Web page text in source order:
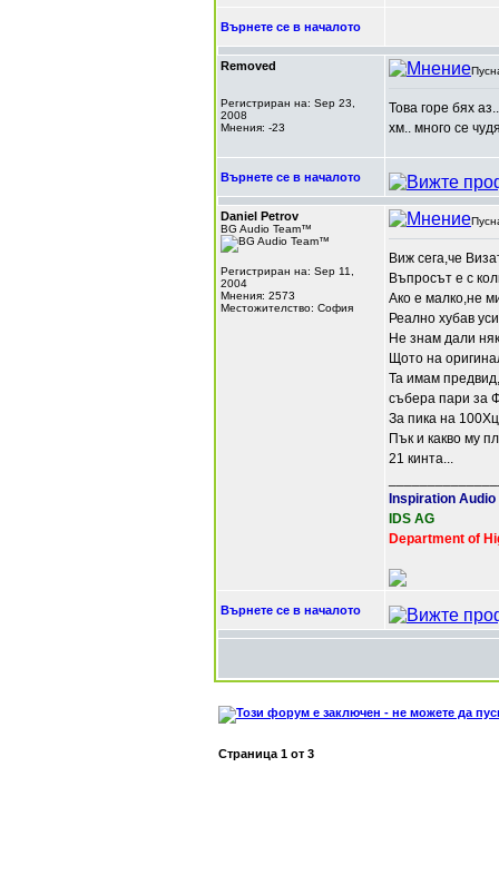
Върнете се в началото
Removed
Регистриран на: Sep 23,
2008
Мнения: -23
Това горе бях
хм.. много се
Върнете се в началото
Daniel Petrov
BG Audio Team™
Регистриран на: Sep 11,
2004
Мнения: 2573
Местожителство: София
Виж сега,че
Въпросът е с
Ако е малко,не
Реално хубав
Не знам дали
Щото на
Та имам
събера пари за
За пика на
Пък и какво му
21 кинта...
Inspiration Audio
IDS AG
Department of
Върнете се в началото
Страница 1 от 3